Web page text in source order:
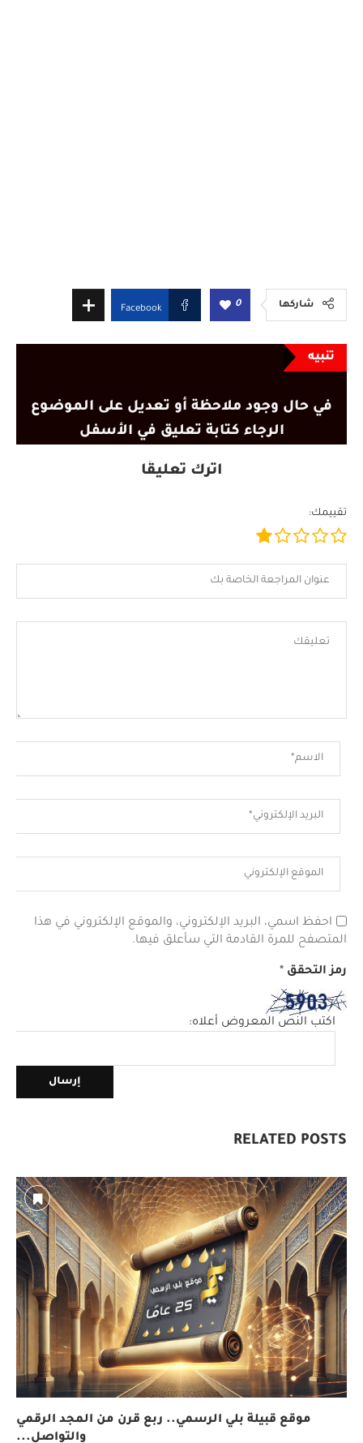
شاركها 0
Facebook
تنبيه
في حال وجود ملاحظة أو تعديل على الموضوع
الرجاء كتابة تعليق في الأسفل
اترك تعليقًا
تقييمك:
احفظ اسمي، البريد الإلكتروني، والموقع الإلكتروني في هذا
المتصفح للمرة القادمة التي سأعلق فيها.
رمز التحقق *
اكتب النص المعروض أعلاه:
RELATED POSTS
موقع قبيلة بلي الرسمي.. ربع قرن من المجد الرقمي
والتواصل...